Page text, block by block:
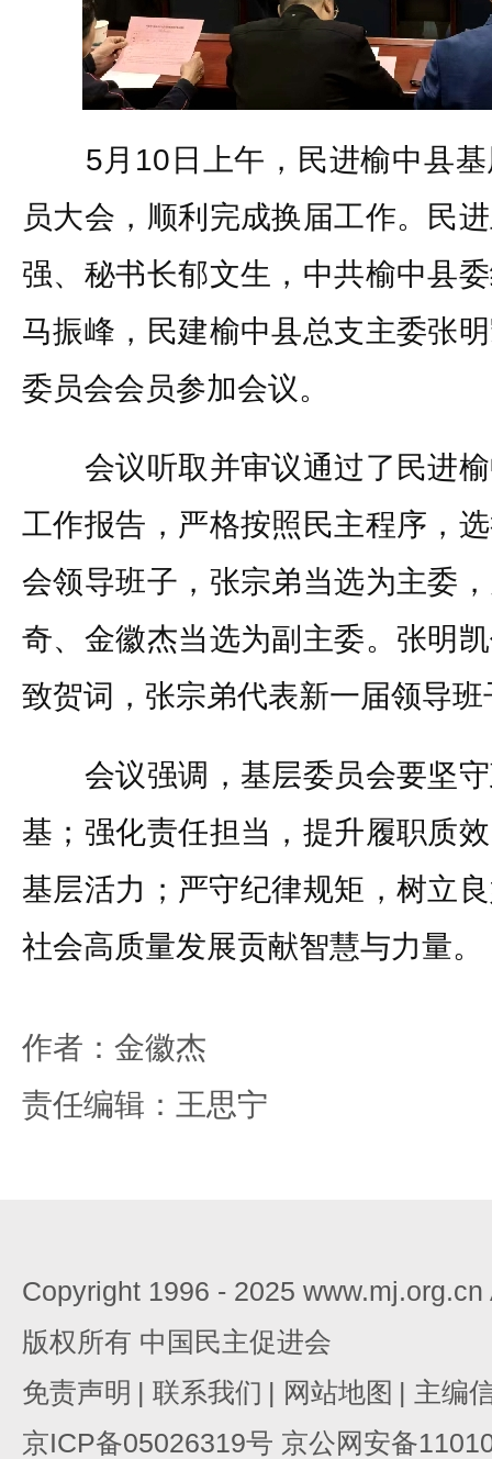
5月10日上午，民进榆中县基
员大会，顺利完成换届工作。民
强、秘书长郁文生，中共榆中县
马振峰，民建榆中县总支主委张
委员会会员参加会议。
会议听取并审议通过了民进榆
工作报告，严格按照民主程序，
会领导班子，张宗弟当选为主委
奇、金徽杰当选为副主委。张明
致贺词，张宗弟代表新一届领导
会议强调，基层委员会要坚守
基；强化责任担当，提升履职质
基层活力；严守纪律规矩，树立
社会高质量发展贡献智慧与力量。
作者：金徽杰
责任编辑：王思宁
Copyright 1996 - 2025
版权所有 中国民主促进会
免责声明 | 联系我们 | 网站地图 | 主编
京ICP备05026319号 京公网安备